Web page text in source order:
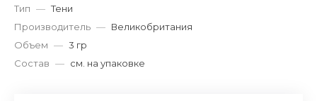
‹›
Тип — Тени
Производитель — Великобритания
Объем — 3 гр
Состав — см. на упаковке